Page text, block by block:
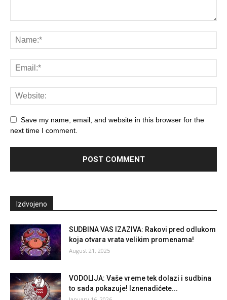
Save my name, email, and website in this browser for the
next time I comment.
Izdvojeno
SUDBINA VAS IZAZIVA: Rakovi pred odlukom
koja otvara vrata velikim promenama!
August 21, 2025
VODOLIJA: Vaše vreme tek dolazi i sudbina
to sada pokazuje! Iznenadićete...